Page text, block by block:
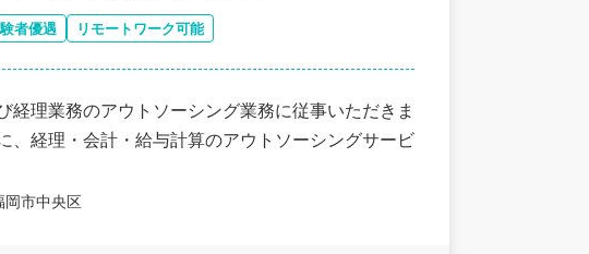
者優遇 リモートワーク可能
理業務のアウトソーシング業務に従事いただきま
経理・会計・給与計算のアウトソーシングサービ
岡市中央区